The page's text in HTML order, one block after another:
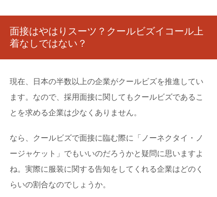
面接はやはりスーツ？クールビズイコール上
着なしではない？
現在、日本の半数以上の企業がクールビズを推進してい
ます。なので、採用面接に関してもクールビズであるこ
とを求める企業は少なくありません。
なら、クールビズで面接に臨む際に「ノーネクタイ・ノ
ージャケット」でもいいのだろうかと疑問に思いますよ
ね。実際に服装に関する告知をしてくれる企業はどのく
らいの割合なのでしょうか。